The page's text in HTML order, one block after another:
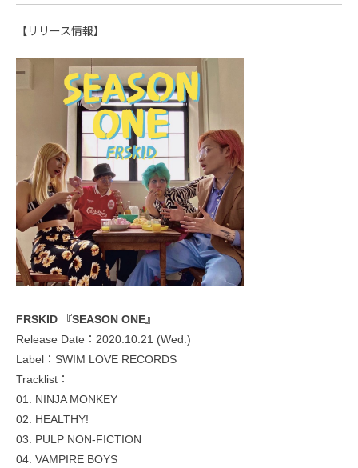
【リリース情報】
FRSKID 『SEASON ONE』
Release Date：2020.10.21 (Wed.)
Label：SWIM LOVE RECORDS
Tracklist：
01. NINJA MONKEY
02. HEALTHY!
03. PULP NON-FICTION
04. VAMPIRE BOYS